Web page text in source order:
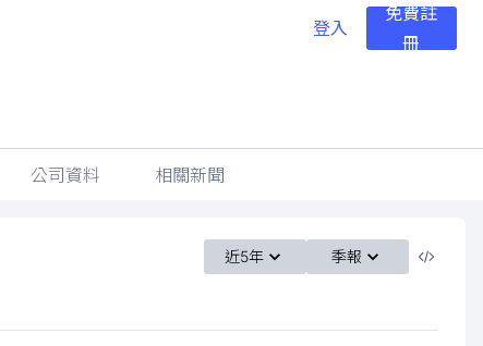
登入
免費註
冊
公司資料 相關新聞
近5年 季報